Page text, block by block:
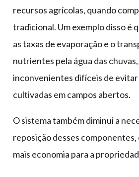
recursos agrícolas, quando
tradicional. Um exemplo disso é
as taxas de evaporação e o
nutrientes pela água das
inconvenientes difíceis de evitar
cultivadas em campos abertos.
O sistema também diminui a
reposição desses
mais economia para a